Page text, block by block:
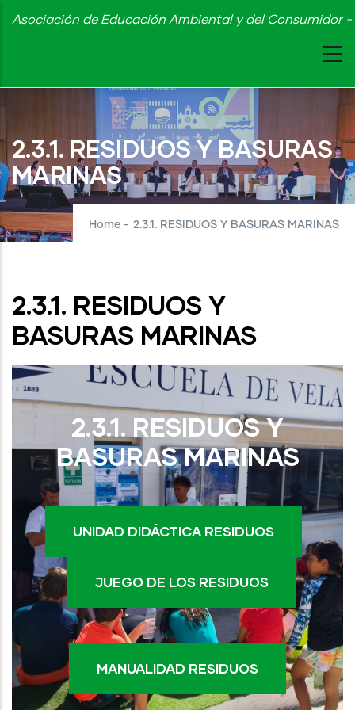
Skip
content
Asociación de Educación Ambiental y del Consumidor
2.3.1. RESIDUOS Y BASURAS
MARINAS
Home - 2.3.1. RESIDUOS Y BASURAS MARINAS
2.3.1. RESIDUOS Y
BASURAS MARINAS
2.3.1. RESIDUOS Y
BASURAS MARINAS
UNIDAD DIDÁCTICA RESIDUOS
JUEGO DE LOS RESIDUOS
MANUALIDAD RESIDUOS